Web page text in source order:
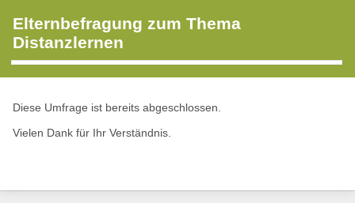
Elternbefragung zum Thema
Distanzlernen
Diese Umfrage ist bereits abgeschlossen.
Vielen Dank für Ihr Verständnis.